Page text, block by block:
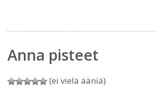
Anna pisteet
(ei vielä ääniä)